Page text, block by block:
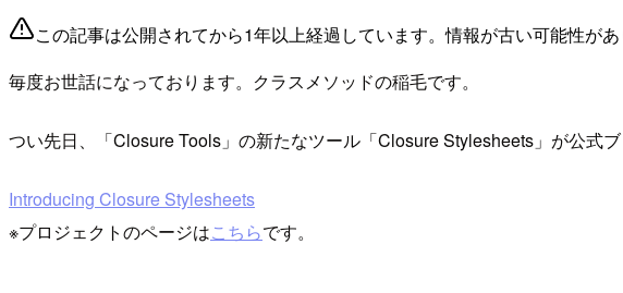
この記事は公開されてから1年以上経過しています。情報が古い可能性があ
毎度お世話になっております。クラスメソッドの稲毛です。
つい先日、「Closure Tools」の新たなツール「Closure Stylesheets」が公式ブ
Introducing Closure Stylesheets
※プロジェクトのページはこちらです。